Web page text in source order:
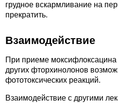
грудное вскармливание на
прекратить.
Взаимодействие
При приеме
других фторхинолонов
фототоксических реакций.
Взаимодействие с другими